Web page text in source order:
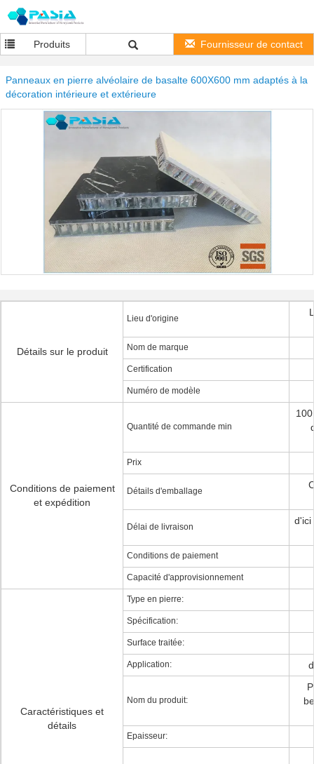
Produits Fournisseur de contact
Panneaux en pierre alvéolaire de basalte 600X600 mm adaptés à la
décoration intérieure et extérieure
Détails sur le produit
Lieu d'origine
Nom de marque
Certification
Numéro de modèle
Conditions de paiement
et expédition
Quantité de commande min
Prix
Détails d'emballage
Délai de livraison
d'ici
Conditions de paiement
Capacité d'approvisionnement
Caractéristiques et
détails
Type en pierre:
Spécification:
Surface traitée:
Application:
Nom du produit:
Epaisseur: